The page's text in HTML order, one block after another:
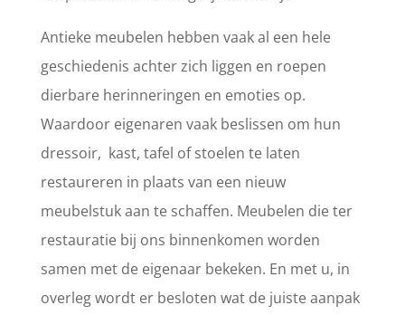
Antieke meubelen hebben vaak al een hele
geschiedenis achter zich liggen en roepen
dierbare herinneringen en emoties op.
Waardoor eigenaren vaak beslissen om hun
dressoir, kast, tafel of stoelen te laten
restaureren in plaats van een nieuw
meubelstuk aan te schaffen. Meubelen die ter
restauratie bij ons binnenkomen worden
samen met de eigenaar bekeken. En met u, in
overleg wordt er besloten wat de juiste aanpak